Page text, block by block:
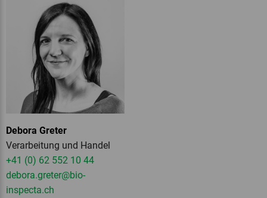
Debora Greter
Verarbeitung und Handel
+41 (0) 62 552 10 44
debora.greter@bio-
inspecta.ch